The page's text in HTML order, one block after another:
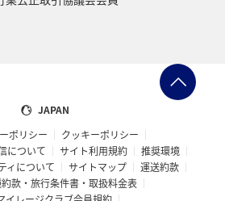
JAPAN
ポリシー
クッキーポリシー
について
サイト利用規約
推奨環境
ィについて
サイトマップ
運送約款
款・旅行条件書・取扱料金表